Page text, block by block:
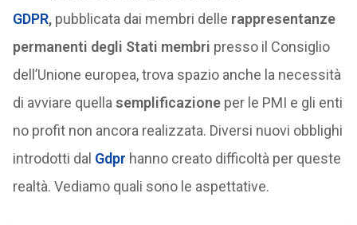
GDPR,pubblicata dai membri delle rappresentanze
permanenti degli Stati membri presso il Consiglio
dell’Unione europea, trova spazio anche la necessità
di avviare quella semplificazioneper le PMI e gli enti
no profit non ancora realizzata. Diversi nuovi obblighi
introdotti dal Gdpr hanno creato difficoltà per queste
realtà. Vediamo quali sono le aspettative.